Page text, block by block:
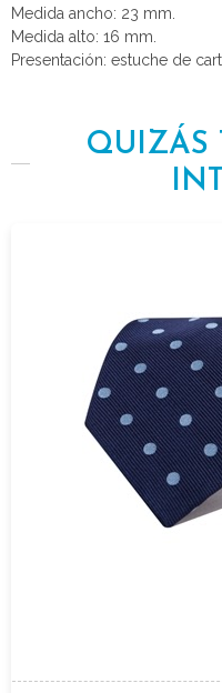
Medida ancho: 23 mm.
Medida alto: 16 mm.
Presentación: estuche de
QUIZÁS